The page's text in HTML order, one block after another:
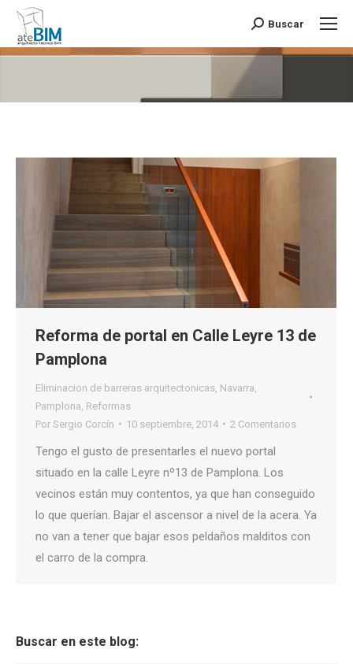
Buscar:
Buscar
Reforma de portal en Calle Leyre 13 de
Pamplona
Eliminacion de barreras arquitectonicas Navarra
Pamplona Reformas
Por Sergio Corcín 10 septiembre, 2014 2 Comentarios
Tengo el gusto de presentarles el nuevo portal
situado en la calle Leyre nº13 de Pamplona. Los
vecinos están muy contentos, ya que han conseguido
lo que querían. Bajar el ascensor a nivel de la acera. Ya
no van a tener que bajar esos peldaños malditos con
el carro de la compra.
Buscar en este blog: